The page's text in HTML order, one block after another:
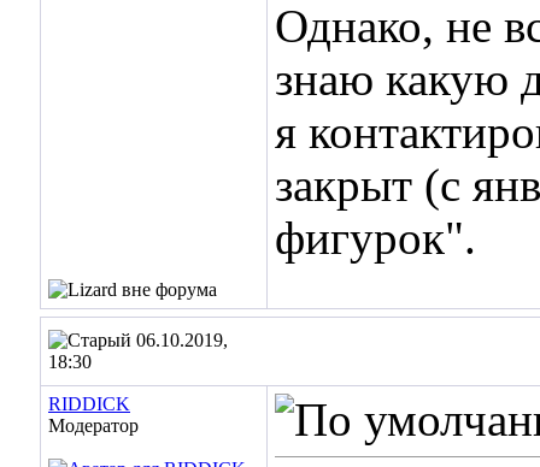
Однако, не
знаю какую
я
закрыт (с
фигурок".
06.10.2019,
18:30
RIDDICK
Модератор